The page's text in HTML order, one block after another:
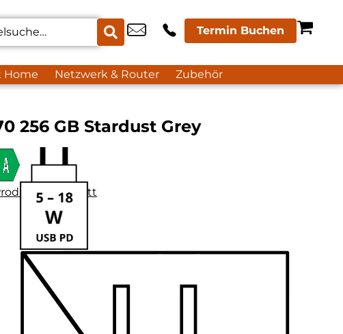
Termin Buchen
Home Netzwerk & Router Zubehör
256 GB Stardust Grey